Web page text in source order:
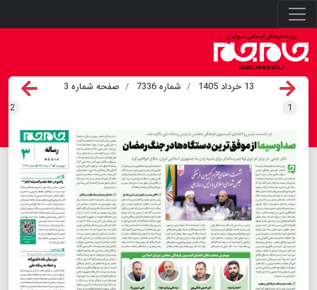
13 خرداد 1405 شماره 7336
صفحه شماره 3
1
2